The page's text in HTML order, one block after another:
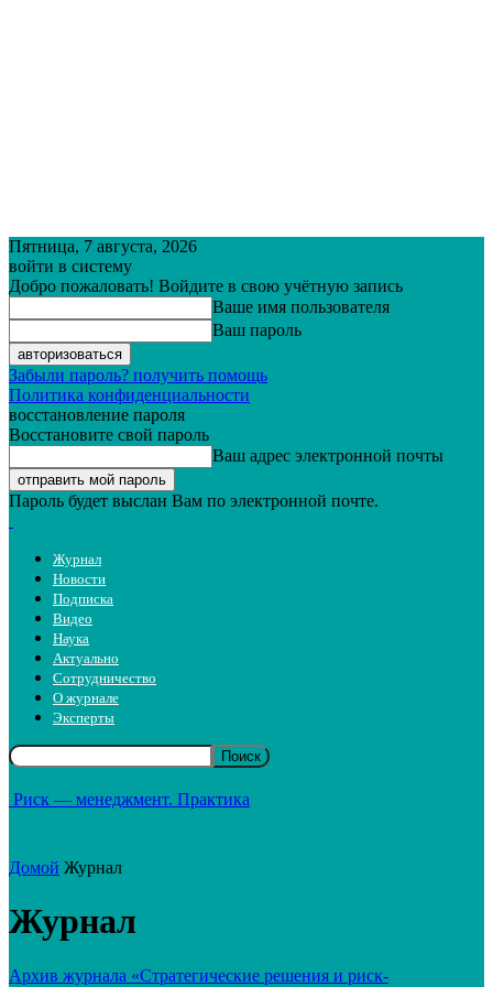
Пятница, 7 августа, 2026
войти в систему
Добро пожаловать! Войдите в свою учётную запись
Ваше имя пользователя
Ваш пароль
Забыли пароль? получить помощь
Политика конфиденциальности
восстановление пароля
Восстановите свой пароль
Ваш адрес электронной почты
Пароль будет выслан Вам по электронной почте.
Журнал
Новости
Подписка
Видео
Наука
Актуально
Сотрудничество
О журнале
Эксперты
Риск — менеджмент. Практика
Домой Журнал
Журнал
Архив журнала «Стратегические решения и риск-